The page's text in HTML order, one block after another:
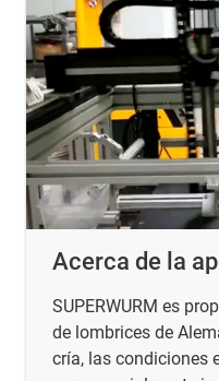
Acerca de la
SUPERWURM es
de lombrices de
cría, las condiciones